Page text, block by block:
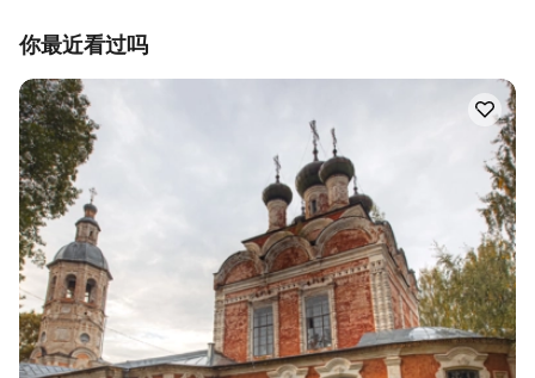
你最近看过吗